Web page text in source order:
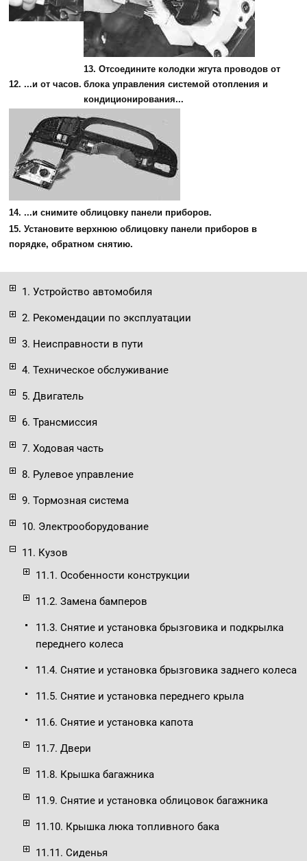
1. Устройство автомобиля
2. Рекомендации по эксплуатации
3. Неисправности в пути
4. Техническое обслуживание
5. Двигатель
6. Трансмиссия
7. Ходовая часть
8. Рулевое управление
9. Тормозная система
10. Электрооборудование
11. Кузов
11.1. Особенности конструкции
11.2. Замена бамперов
11.3. Снятие и установка брызговика и подкрылка
переднего колеса
11.4. Снятие и установка брызговика заднего колеса
11.5. Снятие и установка переднего крыла
11.6. Снятие и установка капота
11.7. Двери
11.8. Крышка багажника
11.9. Снятие и установка облицовок багажника
11.10. Крышка люка топливного бака
11.11. Сиденья
12. ...и от часов.
13. Отсоедините колодки жгута проводов от
блока управления системой отопления и
кондиционирования...
14. ...и снимите облицовку панели приборов.
15. Установите верхнюю облицовку панели приборов в
порядке, обратном снятию.